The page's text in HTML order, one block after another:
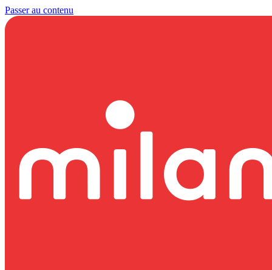
Passer au contenu